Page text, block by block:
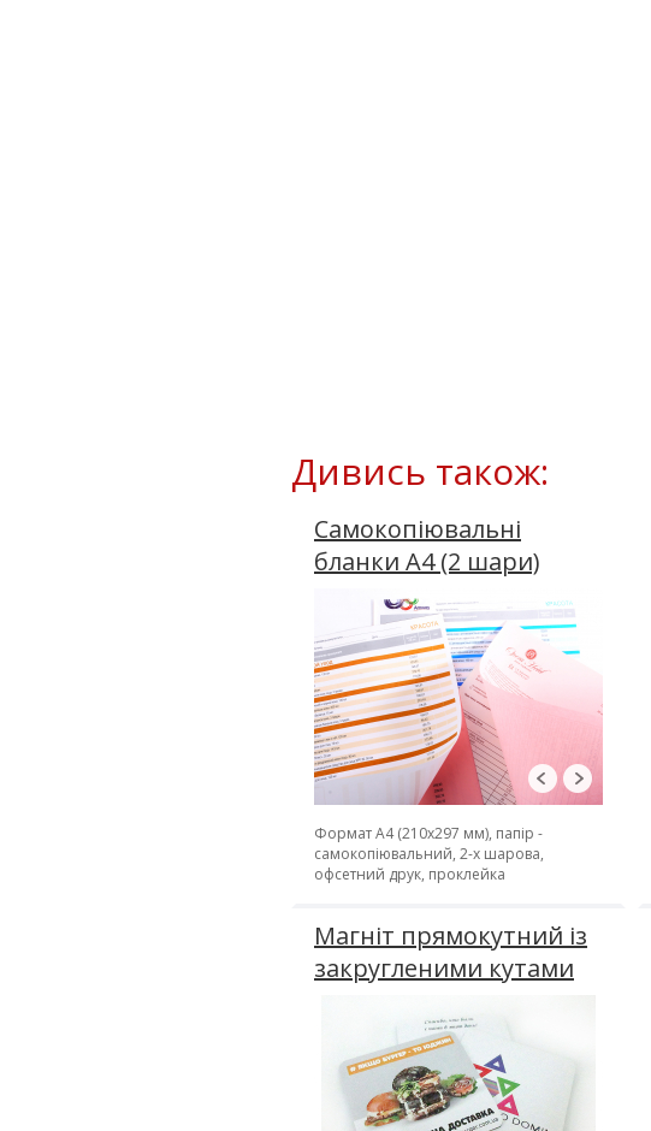
Дивись також:
Самокопіювальні
бланки А4 (2 шари)
Формат А4 (210х297 мм), папір -
самокопіювальний, 2-х шарова,
офсетний друк, проклейка
Магніт прямокутний із
закругленими кутами